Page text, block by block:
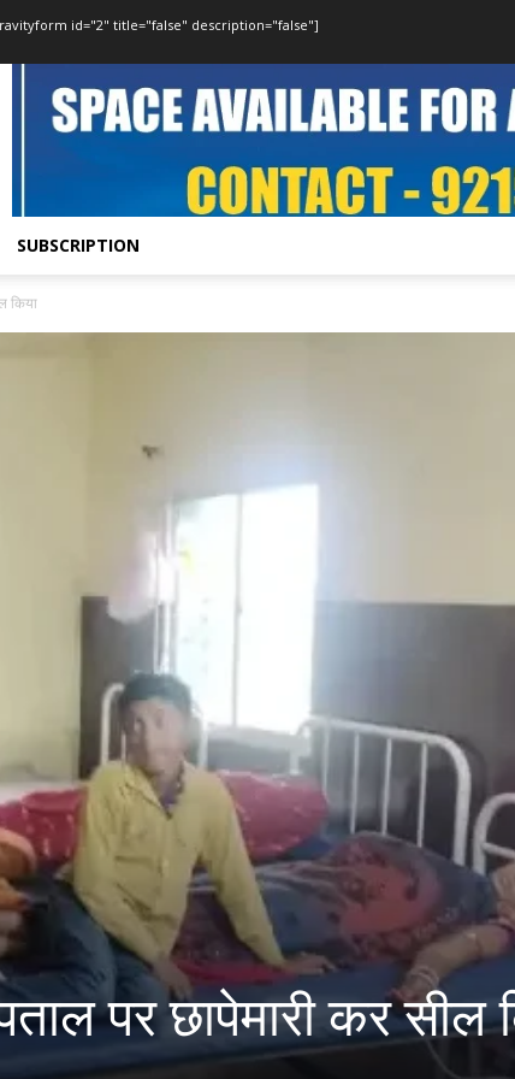
id="2" title="false" description="false"]
SUBSCRIPTION
किया
पर छापेमारी कर सील